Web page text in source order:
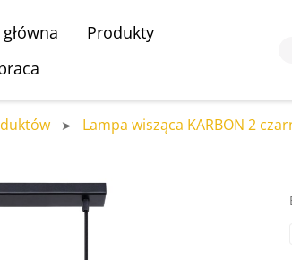
Produkty
Lampa wisząca KARBON 2